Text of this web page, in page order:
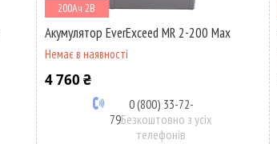
200Ач 2В
Акумулятор EverExceed MR 2-200 Max
Немає в наявності
4 760 ₴
0 (800) 33-72-
79Безкоштовно з усіх
телефонів